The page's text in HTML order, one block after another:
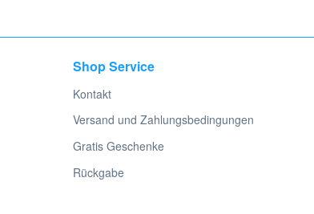
Shop Service
Kontakt
Versand und Zahlungsbedingungen
Gratis Geschenke
Rückgabe